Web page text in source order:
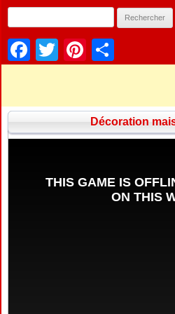
Facebook
TwitterPinterest
Décoration